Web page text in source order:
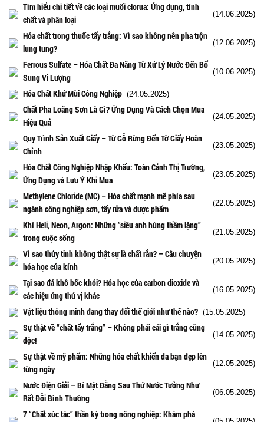
Tìm hiểu chi tiết về các loại muối clorua: Ứng dụng, tính
chất và phân loại
(14.06.2025)
Hóa chất trong thuốc tẩy trắng: Vì sao không nên pha trộn
lung tung?
(12.06.2025)
Ferrous Sulfate – Hóa Chất Đa Năng Từ Xử Lý Nước Đến Bổ
Sung Vi Lượng
(10.06.2025)
Hóa Chất Khử Mùi Công Nghiệp (24.05.2025)
Chất Pha Loãng Sơn Là Gì? Ứng Dụng Và Cách Chọn Mua
Hiệu Quả
(24.05.2025)
Quy Trình Sản Xuất Giấy – Từ Gỗ Rừng Đến Tờ Giấy Hoàn
Chỉnh
(23.05.2025)
Hóa Chất Công Nghiệp Nhập Khẩu: Toàn Cảnh Thị Trường,
Ứng Dụng và Lưu Ý Khi Mua
(23.05.2025)
Methylene Chloride (MC) – Hóa chất mạnh mẽ phía sau
ngành công nghiệp sơn, tẩy rửa và dược phẩm
(22.05.2025)
Khí Heli, Neon, Argon: Những “siêu anh hùng thầm lặng”
trong cuộc sống
(21.05.2025)
Vì sao thủy tinh không thật sự là chất rắn? – Câu chuyện
hóa học của kính
(20.05.2025)
Tại sao đá khô bốc khói? Hóa học của carbon dioxide và
các hiệu ứng thú vị khác
(16.05.2025)
Vật liệu thông minh đang thay đổi thế giới như thế nào? (15.05.2025)
Sự thật về “chất tẩy trắng” – Không phải cái gì trắng cũng
độc!
(14.05.2025)
Sự thật về mỹ phẩm: Những hóa chất khiến da bạn đẹp lên
từng ngày
(12.05.2025)
Nước Điện Giải – Bí Mật Đằng Sau Thứ Nước Tưởng Như
Rất Đỗi Bình Thường
(06.05.2025)
7 “Chất xúc tác” thần kỳ trong nông nghiệp: Khám phá